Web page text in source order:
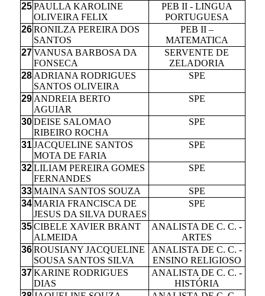
25 PAULLA KAROLINE
OLIVEIRA FELIX
PEB II - LINGUA
PORTUGUESA
26 RONILZA PEREIRA DOS
SANTOS
PEB II –
MATEMATICA
27 VANUSA BARBOSA DA
FONSECA
SERVENTE DE
ZELADORIA
28 ADRIANA RODRIGUES
SANTOS OLIVEIRA
SPE
29 ANDREIA BERTO
AGUIAR
SPE
30 DEISE SALOMAO
RIBEIRO ROCHA
SPE
31 JACQUELINE SANTOS
MOTA DE FARIA
SPE
32 LILIAM PEREIRA GOMES
FERNANDES
SPE
33 MAINA SANTOS SOUZA
SPE
34 MARIA FRANCISCA DE
JESUS DA SILVA DURAES
SPE
35 CIBELE XAVIER BRANT
ALMEIDA
ANALISTA DE C. C. -
ARTES
36 ROUSIANY JACQUELINE
SOUSA SANTOS SILVA
ANALISTA DE C. C. -
ENSINO RELIGIOSO
37 KARINE RODRIGUES
DIAS
ANALISTA DE C. C. -
HISTÓRIA